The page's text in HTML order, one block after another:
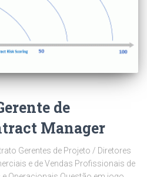
de
Manager
Gerentes de Projeto / Diretores
e de Vendas Profissionais de